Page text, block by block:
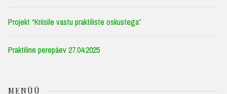
Projekt “Kriisile vastu praktiliste oskustega”
Praktiline perepäev 27.04.2025
MENÜÜ